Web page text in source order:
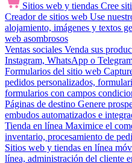
Sitios web y tiendas Cree
Creador de sitios web Use
alojamiento, imágenes y textos
web asombrosos
Ventas sociales Venda sus
Instagram, WhatsApp o
Formularios del sitio web
pedidos personalizados,
formularios con campos
Páginas de destino Genere
embudos automatizados e
Tienda en línea Maximice el
inventario, procesamiento de
Sitios web y tiendas en línea
línea, administración del cliente